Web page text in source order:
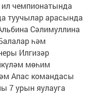
ил чемпионатында
туучылар арасында
Сәлимуллина
һәм
Илгизәр
мөһим
Апас командасы
7 урын яулауга